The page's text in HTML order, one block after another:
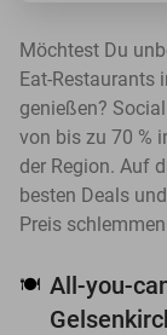
Möchtest Du
Eat-Restaurants
genießen?
von bis zu 70 %
der Region. Auf
besten Deals
Preis
🍽️ All-you-